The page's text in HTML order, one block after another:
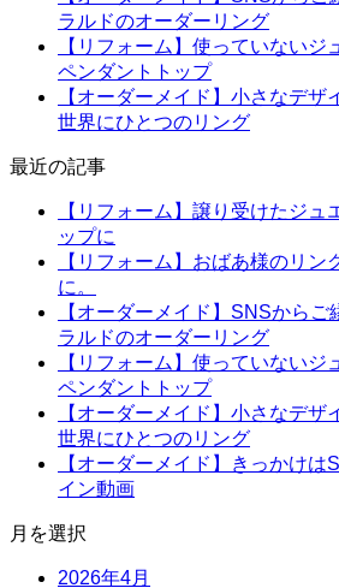
ラルドのオーダーリング
【リフォーム】使っていないジ
ペンダントトップ
【オーダーメイド】小さなデザ
世界にひとつのリング
最近の記事
【リフォーム】譲り受けたジュ
ップに
【リフォーム】おばあ様のリン
に。
【オーダーメイド】SNSからご
ラルドのオーダーリング
【リフォーム】使っていないジ
ペンダントトップ
【オーダーメイド】小さなデザ
世界にひとつのリング
【オーダーメイド】きっかけ
イン動画
月を選択
2026年4月